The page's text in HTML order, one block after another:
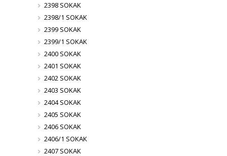
2398 SOKAK
2398/1 SOKAK
2399 SOKAK
2399/1 SOKAK
2400 SOKAK
2401 SOKAK
2402 SOKAK
2403 SOKAK
2404 SOKAK
2405 SOKAK
2406 SOKAK
2406/1 SOKAK
2407 SOKAK